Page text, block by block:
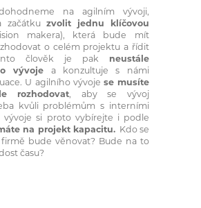
na agilním vývoji,
začátku zvolit jednu klíčovou
makera), která bude mít
o celém projektu a řídit
člověk je pak neustále
vývoje a konzultuje s námi
U agilního vývoje se musíte
rozhodovat, aby se vývoj
kvůli problémům s interními
vývoje si proto vybírejte i podle
na projekt kapacitu.Kdo se
bude věnovat? Bude na to
času?